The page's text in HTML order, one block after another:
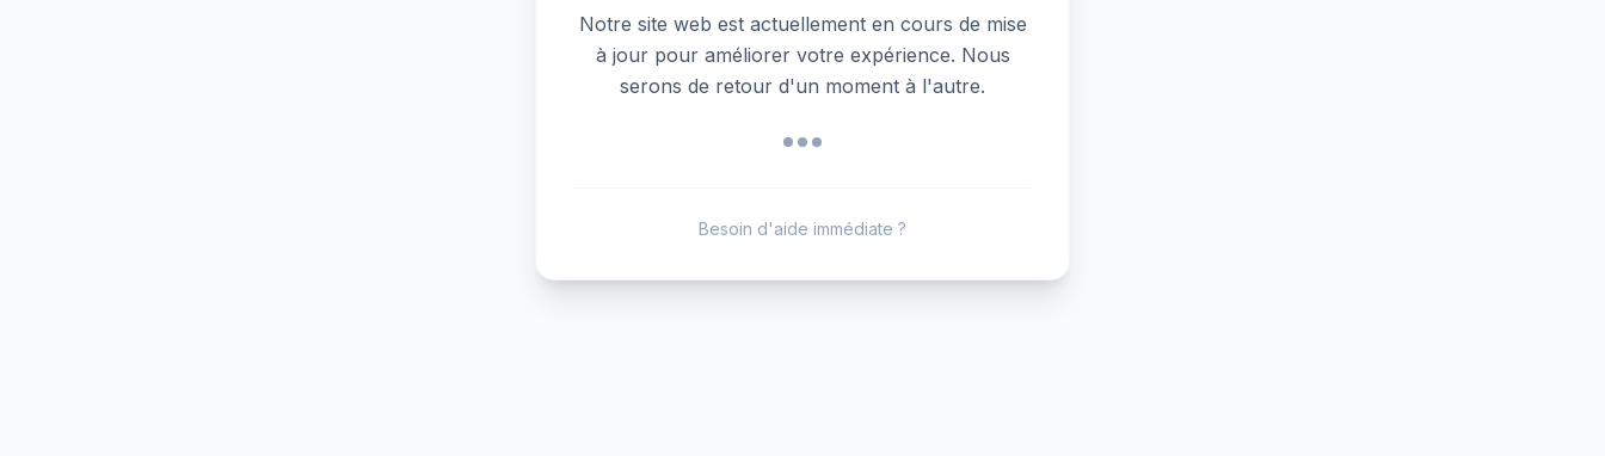
Notre site web est actuellement en cours de mise
à jour pour améliorer votre expérience. Nous
serons de retour d'un moment à l'autre.
Besoin d'aide immédiate ?